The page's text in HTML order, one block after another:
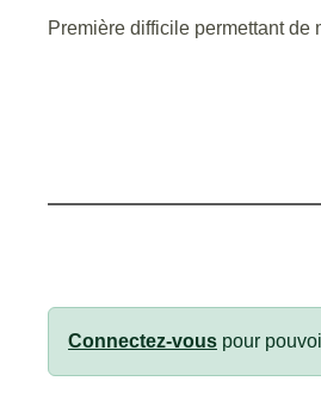
Première difficile permettant de
Connectez-vous pour